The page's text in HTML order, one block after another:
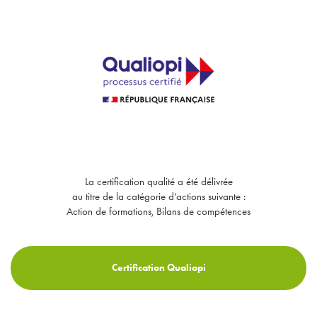
La certification qualité a été délivrée
au titre de la catégorie d’actions suivante :
Action de formations, Bilans de compétences
Certification Qualiopi